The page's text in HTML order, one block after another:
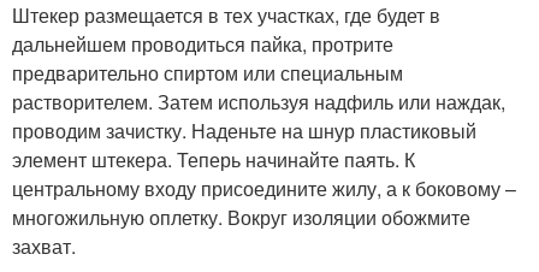
Штекер размещается в тех участках, где будет в
дальнейшем проводиться пайка, протрите
предварительно спиртом или специальным
растворителем. Затем используя надфиль или наждак,
проводим зачистку. Наденьте на шнур пластиковый
элемент штекера. Теперь начинайте паять. К
центральному входу присоедините жилу, а к боковому –
многожильную оплетку. Вокруг изоляции обожмите
захват.